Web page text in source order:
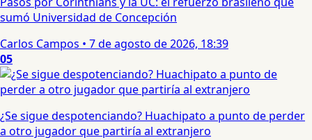
sumó Universidad de Concepción
Carlos Campos • 7 de agosto de 2026, 18:39
05
¿Se sigue despotenciando? Huachipato a punto de perder
a otro jugador que partiría al extranjero